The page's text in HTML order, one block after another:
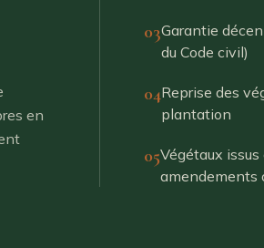
en
03Garantie
du Code civil)
04Reprise des
plantation
05Végétaux
amendements